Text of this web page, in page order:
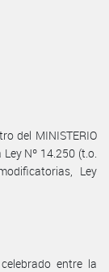
del MINISTERIO
Ley Nº 14.250 (t.o.
Ley
entre la